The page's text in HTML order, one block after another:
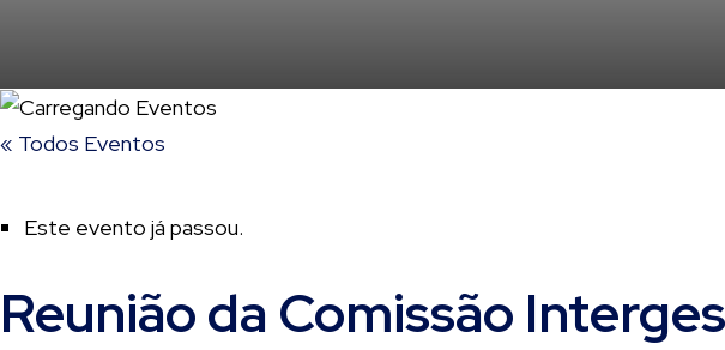
« Todos Eventos
Este evento já passou.
Reunião da Comissão